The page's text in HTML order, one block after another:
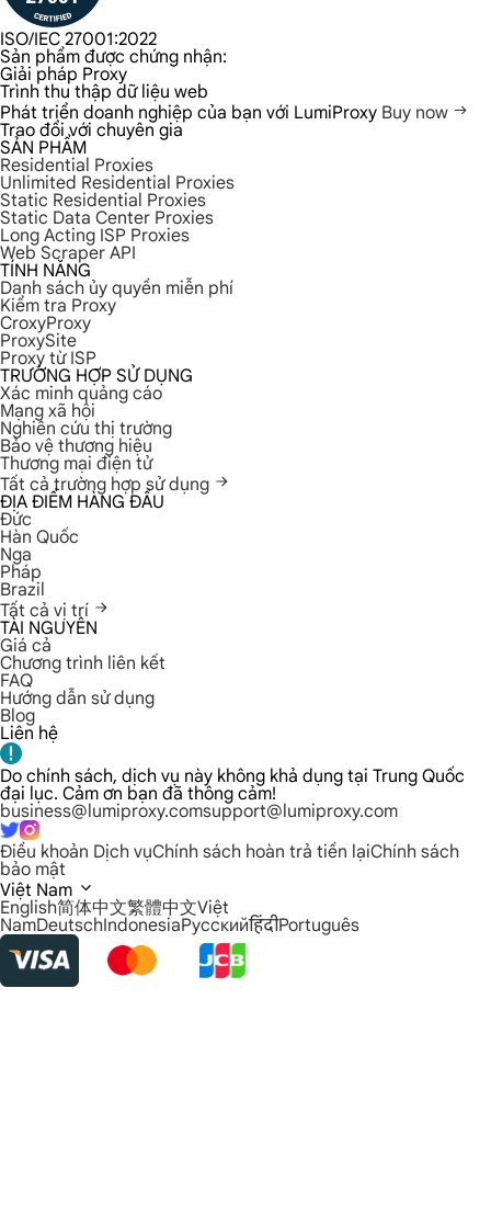
ISO/IEC 27001:2022
Sản phẩm được chứng nhận:
Giải pháp Proxy
Trình thu thập dữ liệu web
Phát triển doanh nghiệp của bạn với LumiProxy Buy now
Trao đổi với chuyên gia
SẢN PHẨM
Residential Proxies
Unlimited Residential Proxies
Static Residential Proxies
Static Data Center Proxies
Long Acting ISP Proxies
Web Scraper API
TÍNH NĂNG
Danh sách ủy quyền miễn phí
Kiểm tra Proxy
CroxyProxy
ProxySite
Proxy từ ISP
TRƯỜNG HỢP SỬ DỤNG
Xác minh quảng cáo
Mạng xã hội
Nghiên cứu thị trường
Bảo vệ thương hiệu
Thương mại điện tử
Tất cả trường hợp sử dụng
ĐỊA ĐIỂM HÀNG ĐẦU
Đức
Hàn Quốc
Nga
Pháp
Brazil
Tất cả vị trí
TÀI NGUYÊN
Giá cả
Chương trình liên kết
FAQ
Hướng dẫn sử dụng
Blog
Liên hệ
Do chính sách, dịch vụ này không khả dụng tại Trung Quốc
đại lục. Cảm ơn bạn đã thông cảm!
business@lumiproxy.comsupport@lumiproxy.com
Điều khoản Dịch vụChính sách hoàn trả tiền lạiChính sách
bảo mật
Việt Nam
English简体中文繁體中文Việt
NamDeutschIndonesiaРусскийहिंदीPortuguês